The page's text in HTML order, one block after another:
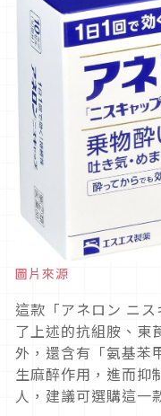
圖片來源
這款「アネロン ニ
了上述的抗組胺、 東
外，還含有 「氨基苯
生麻醉作用，進而抑
人，建議可選購這一